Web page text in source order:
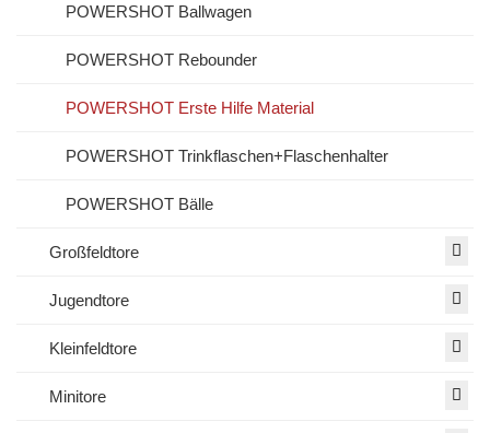
POWERSHOT Ballwagen
POWERSHOT Rebounder
POWERSHOT Erste Hilfe Material
POWERSHOT Trinkflaschen+Flaschenhalter
POWERSHOT Bälle
Großfeldtore
Jugendtore
Kleinfeldtore
Minitore